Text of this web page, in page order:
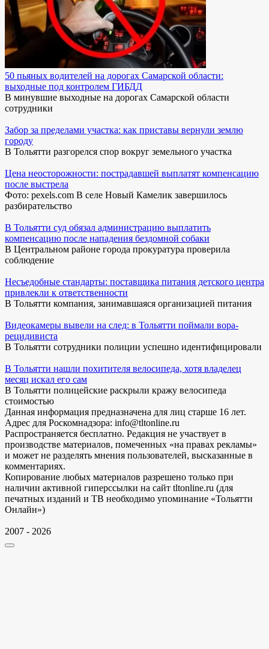
50 пьяных водителей на дорогах Самарской области:
выходные под контролем ГИБДД
В минувшие выходные на дорогах Самарской области
сотрудники
Забор за пределами участка: как приставы вернули землю
городу
В Тольятти разгорелся спор вокруг земельного участка
Цена неосторожности: пострадавшей выплатят компенсацию
после выстрела
Фото: pexels.com В селе Новый Камелик завершилось
разбирательство
В Тольятти суд обязал администрацию выплатить
компенсацию после нападения бездомной собаки
В Центральном районе города прокуратура проверила
соблюдение
Несъедобные стандарты: поставщика питания детского центра
привлекли к ответственности
В Тольятти компания, занимавшаяся организацией питания
Видеокамеры вывели на след: в Тольятти поймали вора-
рецидивиста
В Тольятти сотрудники полиции успешно идентифицировали
В Тольятти нашли похитителя велосипеда, хотя владелец
месяц искал его сам
В Тольятти полицейские раскрыли кражу велосипеда
стоимостью
Данная информация предназначена для лиц старше 16 лет.
Адрес для Роскомнадзора: info@tltonline.ru
Распространяется бесплатно. Редакция не участвует в
производстве материалов, помеченных «на правах рекламы»
и может не разделять мнения пользователей, высказанные в
комментариях.
Копирование любых материалов разрешено только при
наличии активной гиперссылки на сайт tltonline.ru (для
печатных изданий и ТВ необходимо упоминание «Тольятти
Онлайн»)
2007 - 2026